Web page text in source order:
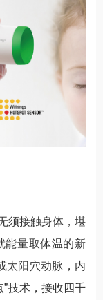
须接触身体，堪
能量取体温的新
太阳穴动脉，内
技术，接收四千